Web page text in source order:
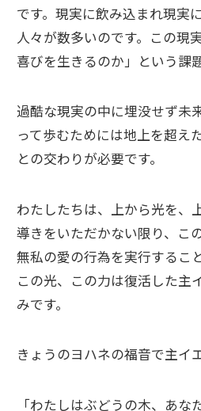
です。現実に飲み込まれ現実
人々が数多いのです。この現
喜びを生きるのか」という課
過酷な現実の中に埋没せず未
って歩むためには地上を超え
との交わりが必要です。
わたしたちは、上から光を、
導きをいただかない限り、こ
無私の愛の行為を実行するこ
この光、この力は復活した主
みです。
きょうのヨハネの福音で主イ
「わたしはぶどうの木、あな